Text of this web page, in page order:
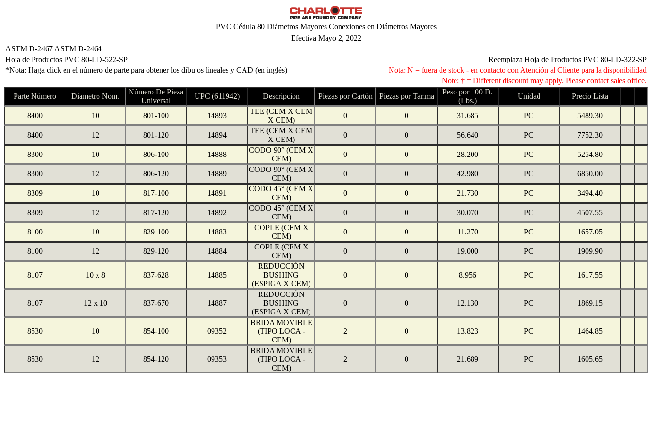
PVC Cédula 80 Diámetros Mayores Conexiones en Diámetros Mayores
Efectiva Mayo 2, 2022
ASTM D-2467 ASTM D-2464
Hoja de Productos PVC 80-LD-522-SP
Reemplaza Hoja de Productos PVC 80-LD-322-SP
*Nota: Haga click en el número de parte para obtener los dibujos lineales y CAD (en inglés)
Nota: N = fuera de stock - en contacto con Atención al Cliente para la disponibilidad
Note: † = Different discount may apply. Please contact sales office.
Parte Número
Diametro Nom.
Número De Pieza
Universal
UPC (611942) Descripcion Piezas por Cartón Piezas por Tarima
Peso por 100 Ft.
(Lbs.)
Unidad Precio Lista
8400 10 801-100 14893
TEE (CEM X CEM
X CEM)
0 0 31.685 PC 5489.30
8400 12 801-120 14894
TEE (CEM X CEM
X CEM)
0 0 56.640 PC 7752.30
8300 10 806-100 14888
CODO 90° (CEM X
CEM)
0 0 28.200 PC 5254.80
8300 12 806-120 14889
CODO 90° (CEM X
CEM)
0 0 42.980 PC 6850.00
8309 10 817-100 14891
CODO 45° (CEM X
CEM)
0 0 21.730 PC 3494.40
8309 12 817-120 14892
CODO 45° (CEM X
CEM)
0 0 30.070 PC 4507.55
8100 10 829-100 14883
COPLE (CEM X
CEM)
0 0 11.270 PC 1657.05
8100 12 829-120 14884
COPLE (CEM X
CEM)
0 0 19.000 PC 1909.90
8107 10 x 8 837-628 14885
REDUCCIÓN
BUSHING
(ESPIGA X CEM)
0 0 8.956 PC 1617.55
8107 12 x 10 837-670 14887
REDUCCIÓN
BUSHING
(ESPIGA X CEM)
0 0 12.130 PC 1869.15
8530 10 854-100 09352
BRIDA MOVIBLE
(TIPO LOCA -
CEM)
2 0 13.823 PC 1464.85
8530 12 854-120 09353
BRIDA MOVIBLE
(TIPO LOCA -
CEM)
2 0 21.689 PC 1605.65